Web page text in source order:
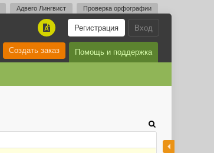
Адвего Лингвист Проверка орфографии
Вход
Регистрация
A
Помощь и поддержка
Создать заказ